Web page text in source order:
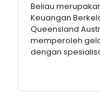
Beliau
Keuangan
Queensland
memperoleh
dengan